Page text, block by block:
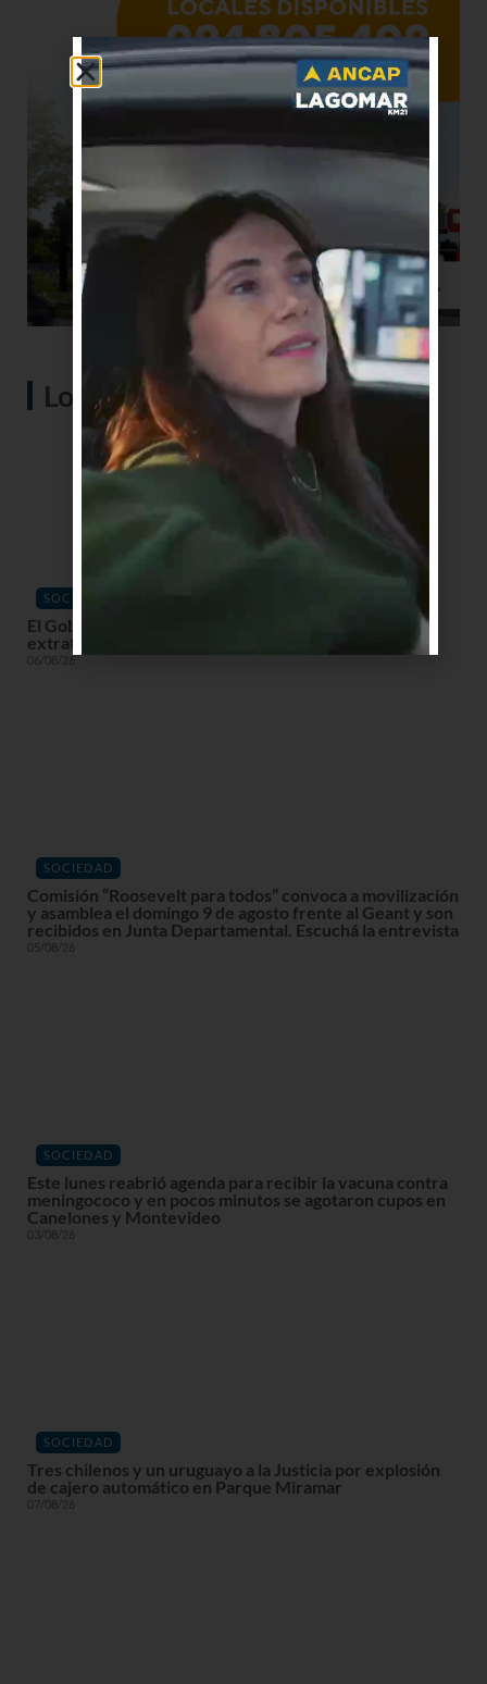
Lo más visto
SOCIEDAD
El Gobierno declara alerta roja en la costa por ciclón
extratropical con vientos de hasta 120 km/h
06/08/26
SOCIEDAD
Comisión “Roosevelt para todos” convoca a movilización
y asamblea el domingo 9 de agosto frente al Geant y son
recibidos en Junta Departamental. Escuchá la entrevista
05/08/26
SOCIEDAD
Este lunes reabrió agenda para recibir la vacuna contra
meningococo y en pocos minutos se agotaron cupos en
Canelones y Montevideo
03/08/26
SOCIEDAD
Tres chilenos y un uruguayo a la Justicia por explosión
de cajero automático en Parque Miramar
07/08/26